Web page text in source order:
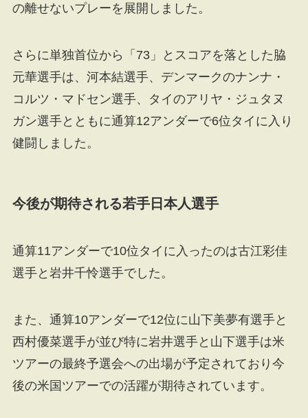
の離せないプレーを展開しました。
さらに単独首位から「73」とスコアを落とした脇
元華選手は、河本結選手、デンマークのナンナ・
コルツ・マドセン選手、タイのアリヤ・ジュタヌ
ガン選手とともに通算12アンダーで6位タイに入り
健闘しました。
今後が期待される若手日本人選手
通算11アンダーで10位タイに入ったのは古江彩佳
選手と岩井千怜選手でした。
また、通算10アンダーで12位に山下美夢有選手と
西村優菜選手が並び特に岩井選手と山下選手は米
ツアーの最終予選会への出場が予定されており今
後の米国ツアーでの活躍が期待されています。